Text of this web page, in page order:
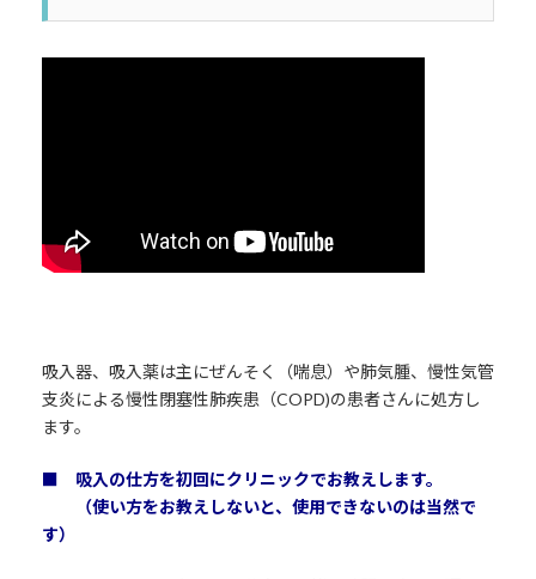
吸入器、吸入薬は主にぜんそく（喘息）や肺気腫、慢性気管
支炎による慢性閉塞性肺疾患（COPD)の患者さんに処方し
ます。
■ 吸入の仕方を初回にクリニックでお教えします。
（使い方をお教えしないと、使用できないのは当然で
す）